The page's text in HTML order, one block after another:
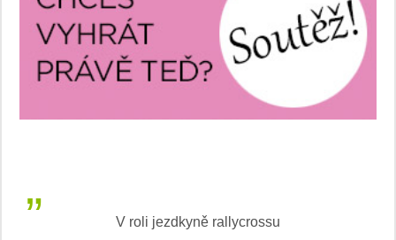
V roli jezdkyně rallycrossu